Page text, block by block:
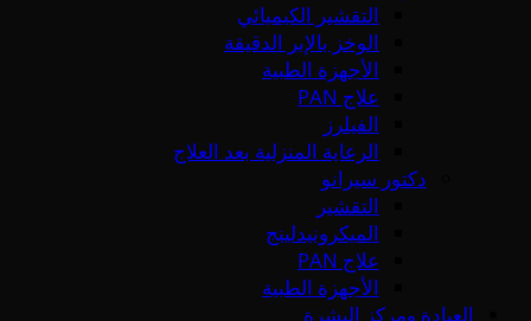
التقشير الكيميائي
الوخز بالإبر الدقيقة
الأجهزة الطبية
علاج PAN
الفيلرز
الرعاية المنزلية بعد العلاج
دكتور سيرانو
التقشير
الميكرونيدلينج
علاج PAN
الأجهزة الطبية
العيادة ومركز البشرة